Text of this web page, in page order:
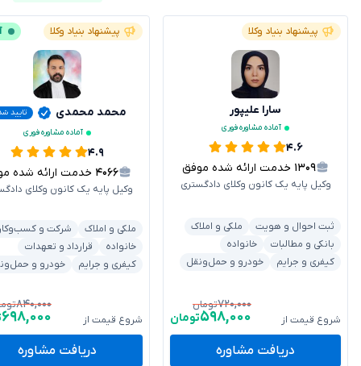
پیشنهاد بنیاد وکلا
سارا علیپور
آماده مشاوره فوری
۴.۶
۱۳۰۹ خدمت ارائه شده موفق
وکیل پایه یک کانون وکلای دادگستری
ثبت احوال و هویت
ملکی و املاک
بانکی و مطالبات
خانواده
کیفری و جرایم
خودرو و حمل‌ونقل
شروع قیمت از
۷۲۰,۰۰۰تومان
۵۹۸,۰۰۰تومان
دریافت مشاوره
پیشنهاد بنیاد وکلا
محمد محمدی
تایید
آماده مشاوره فوری
۴.۹
۴۰۶۶ خدمت ارائه شده موفق
وکیل پایه یک کانون وکلای
ملکی و املاک
شرکت و
خانواده
قرارداد و تعهدات
کیفری و جرایم
خودرو و
شروع قیمت از
۸۴۰,۰۰۰
۶۹۸,۰۰۰
دریافت مشاوره